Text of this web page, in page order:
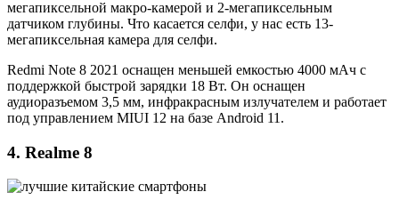
мегапиксельной макро-камерой и 2-мегапиксельным
датчиком глубины. Что касается селфи, у нас есть 13-
мегапиксельная камера для селфи.
Redmi Note 8 2021 оснащен меньшей емкостью 4000 мАч с
поддержкой быстрой зарядки 18 Вт. Он оснащен
аудиоразъемом 3,5 мм, инфракрасным излучателем и работает
под управлением MIUI 12 на базе Android 11.
4. Realme 8